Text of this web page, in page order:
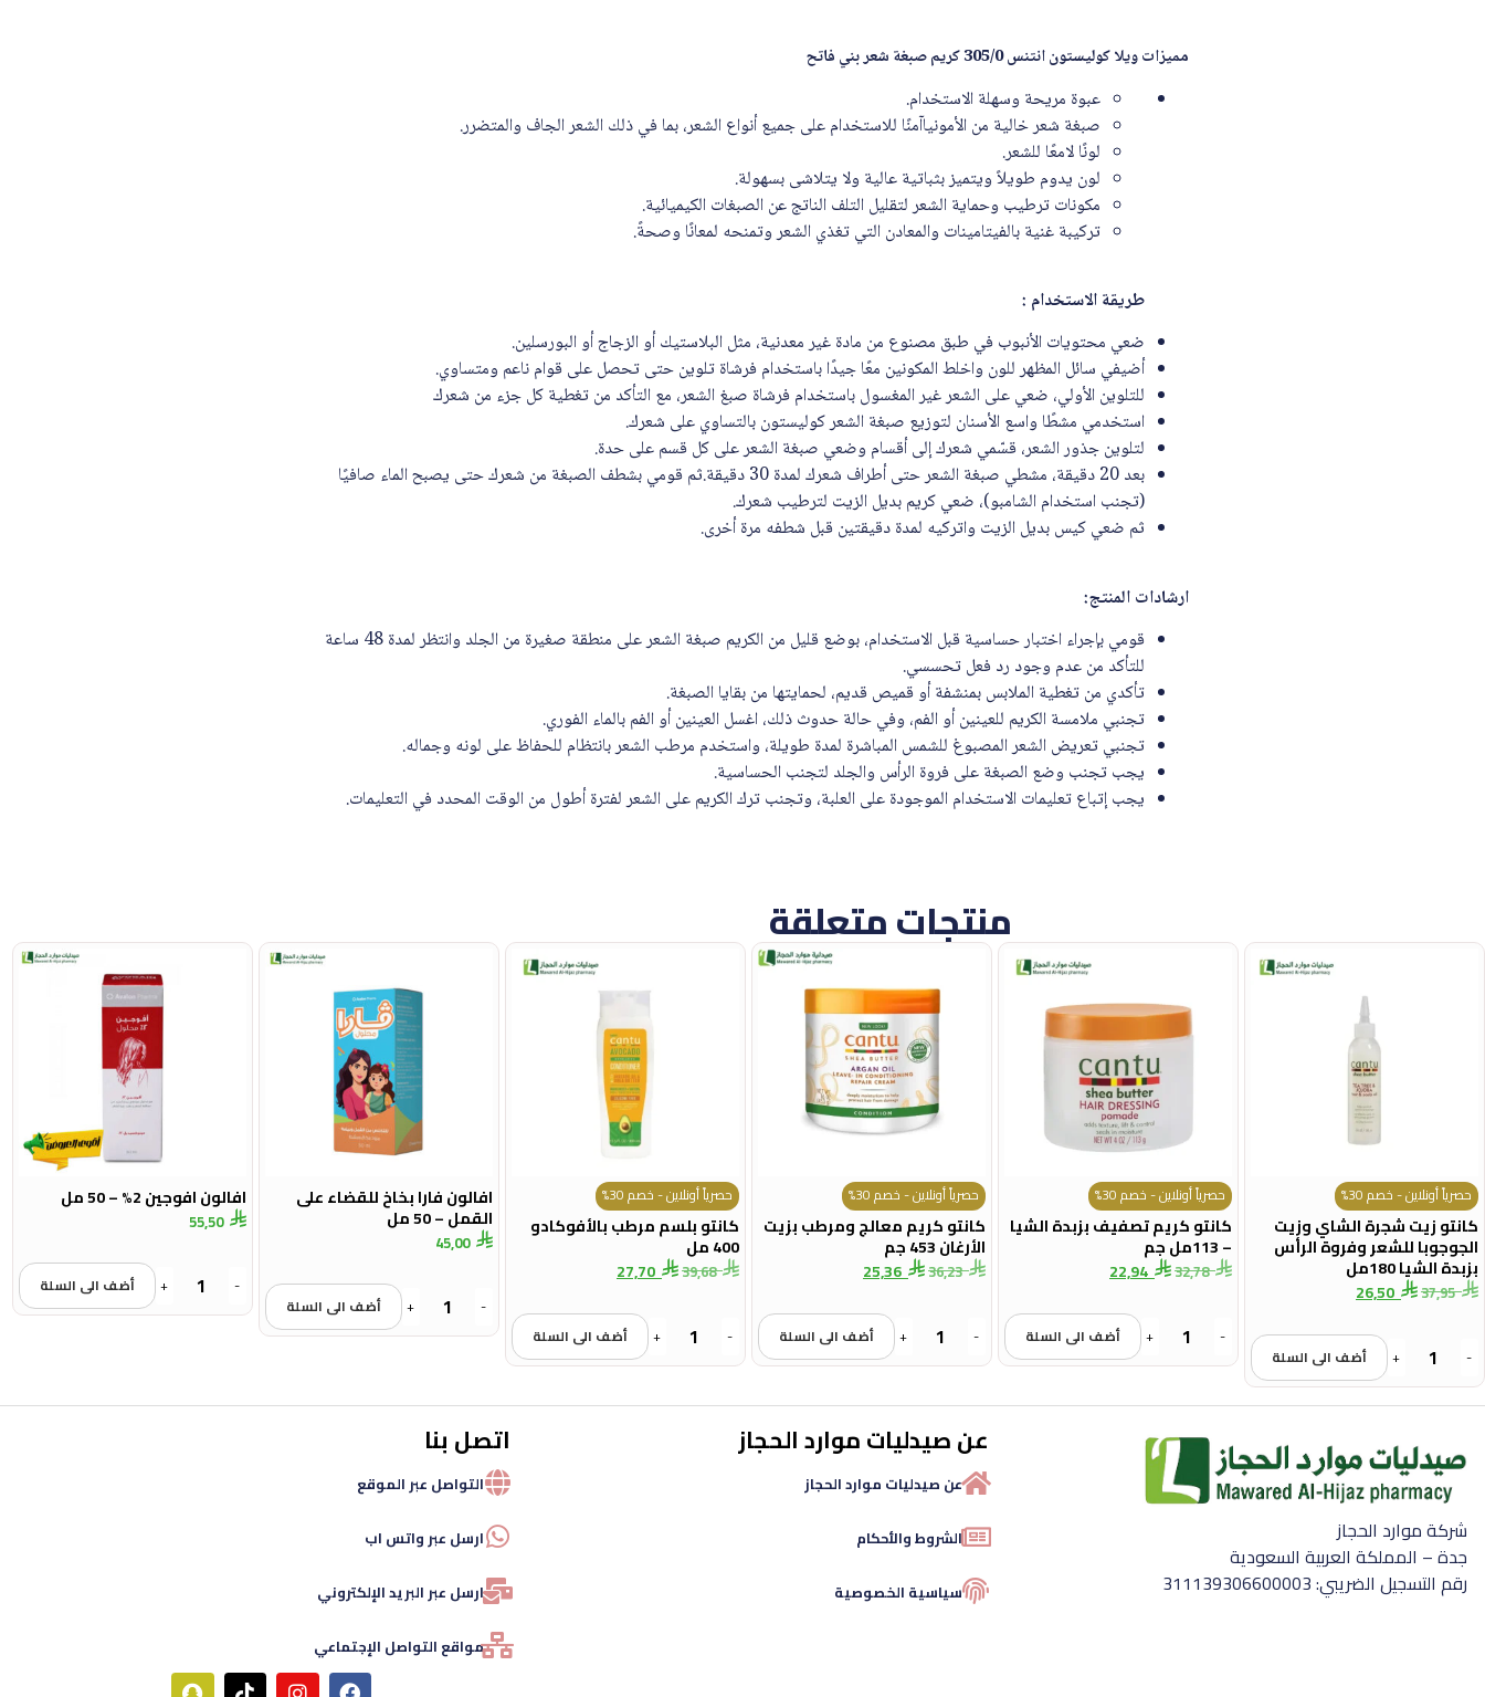
مميزات ويلا كوليستون انتنس 305/0 كريم صبغة شعر بني فاتح
عبوة مريحة وسهلة الاستخدام.
صبغة شعر خالية من الأمونياآمنًا للاستخدام على جميع أنواع الشعر، بما في ذلك الشعر الجاف والمتضرر.
لونًا لامعًا للشعر.
لون يدوم طويلاً ويتميز بثباتية عالية ولا يتلاشى بسهولة.
مكونات ترطيب وحماية الشعر لتقليل التلف الناتج عن الصبغات الكيميائية.
تركيبة غنية بالفيتامينات والمعادن التي تغذي الشعر وتمنحه لمعانًا وصحةً.
طريقة الاستخدام :
ضعي محتويات الأنبوب في طبق مصنوع من مادة غير معدنية، مثل البلاستيك أو الزجاج أو البورسلين.
أضيفي سائل المظهر للون واخلط المكونين معًا جيدًا باستخدام فرشاة تلوين حتى تحصل على قوام ناعم ومتساوي.
للتلوين الأولي، ضعي على الشعر غير المغسول باستخدام فرشاة صبغ الشعر، مع التأكد من تغطية كل جزء من شعرك
استخدمي مشطًا واسع الأسنان لتوزيع صبغة الشعر كوليستون بالتساوي على شعرك.
لتلوين جذور الشعر، قسّمي شعرك إلى أقسام وضعي صبغة الشعر على كل قسم على حدة.
بعد 20 دقيقة، مشطي صبغة الشعر حتى أطراف شعرك لمدة 30 دقيقة.ثم قومي بشطف الصبغة من شعرك حتى يصبح الماء صافيًا
(تجنب استخدام الشامبو)، ضعي كريم بديل الزيت لترطيب شعرك.
ثم ضعي كيس بديل الزيت واتركيه لمدة دقيقتين قبل شطفه مرة أخرى.
ارشادات المنتج:
قومي بإجراء اختبار حساسية قبل الاستخدام، بوضع قليل من الكريم صبغة الشعر على منطقة صغيرة من الجلد وانتظر لمدة 48 ساعة
للتأكد من عدم وجود رد فعل تحسسي.
تأكدي من تغطية الملابس بمنشفة أو قميص قديم، لحمايتها من بقايا الصبغة.
تجنبي ملامسة الكريم للعينين أو الفم، وفي حالة حدوث ذلك، اغسل العينين أو الفم بالماء الفوري.
تجنبي تعريض الشعر المصبوغ للشمس المباشرة لمدة طويلة، واستخدم مرطب الشعر بانتظام للحفاظ على لونه وجماله.
يجب تجنب وضع الصبغة على فروة الرأس والجلد لتجنب الحساسية.
يجب إتباع تعليمات الاستخدام الموجودة على العلبة، وتجنب ترك الكريم على الشعر لفترة أطول من الوقت المحدد في التعليمات.
منتجات متعلقة
حصرياً أونلاين - خصم 30%
كانتو زيت شجرة الشاي وزيت
الجوجوبا للشعر وفروة الرأس
بزبدة الشيا 180مل
37,95
26,50
-
+ أضف الى السلة
حصرياً أونلاين - خصم 30%
كانتو كريم تصفيف بزبدة الشيا
– 113مل جم
32,78
22,94
-
+ أضف الى السلة
حصرياً أونلاين - خصم 30%
كانتو كريم معالج ومرطب بزيت
الأرغان 453 جم
36,23
25,36
-
+ أضف الى السلة
حصرياً أونلاين - خصم 30%
كانتو بلسم مرطب بالأفوكادو
400 مل
39,68
27,70
-
+ أضف الى السلة
افالون فارا بخاخ للقضاء على
القمل – 50 مل
45,00
-
+ أضف الى السلة
افالون افوجين 2% – 50 مل
55,50
-
+ أضف الى السلة
شركة موارد الحجاز
جدة – المملكة العربية السعودية
رقم التسجيل الضريبي: 311139306600003
عن صيدليات موارد الحجاز
عن صيدليات موارد الحجاز
الشروط والأحكام
سياسية الخصوصية
اتصل بنا
التواصل عبر الموقع
ارسل عبر واتس اب
ارسل عبر البريد الإلكتروني
مواقع التواصل الإجتماعي